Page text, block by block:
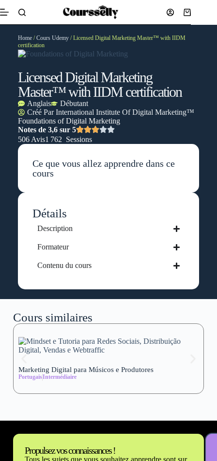
Home/Cours Udemy/ Licensed Digital Marketing Master™ with IIDM
certification
Licensed Digital Marketing
Master™ with IIDM certification
Anglais
Débutant
Créé ParInternational Institute Of Digital Marketing™
Foundations of Digital Marketing
Notes de 3,6 sur 5
506 Avis1 762 Sessions
Ce que vous allez apprendre dans ce
cours
Détails
Description
Formateur
Contenu du cours
Cours similaires
Marketing Digital para Músicos e Produtores
PortugaisIntermédiaire
Propulsez vos connaissances !